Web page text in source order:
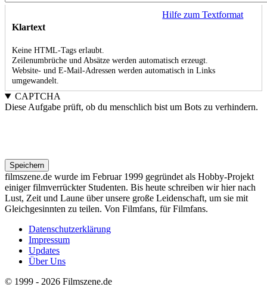
Hilfe zum Textformat
Klartext
Keine HTML-Tags erlaubt.
Zeilenumbrüche und Absätze werden automatisch erzeugt.
Website- und E-Mail-Adressen werden automatisch in Links
umgewandelt.
CAPTCHA
Diese Aufgabe prüft, ob du menschlich bist um Bots zu verhindern.
filmszene.de wurde im Februar 1999 gegründet als Hobby-Projekt
einiger filmverrückter Studenten. Bis heute schreiben wir hier nach
Lust, Zeit und Laune über unsere große Leidenschaft, um sie mit
Gleichgesinnten zu teilen. Von Filmfans, für Filmfans.
Footer
menu
Datenschutzerklärung
Impressum
Updates
Über Uns
© 1999 - 2026 Filmszene.de